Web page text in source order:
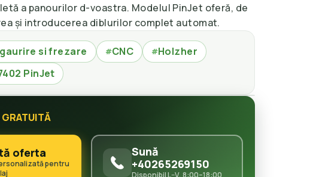
a panourilor d-voastra. Modelul PinJet oferă, de
și introducerea diblurilor complet automat.
si frezare #CNC #Holzher
PinJet
oferta
pentru
Sună
+40265269150
Disponibil L–V, 8:00–18:00